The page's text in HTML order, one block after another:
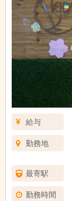
給与
勤務地
最寄駅
勤務時間